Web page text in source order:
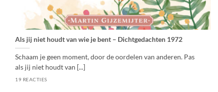
Als jij niet houdt van wie je bent – Dichtgedachten 1972
Schaam je geen moment, door de oordelen van anderen. Pas
als jij niet houdt van [...]
19 REACTIES